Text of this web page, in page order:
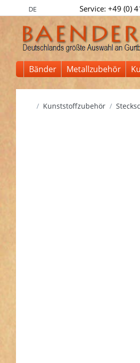
DE Service: +49 (0)
Bänder Metallzubehör
Startseite
Kunststoffzubehör